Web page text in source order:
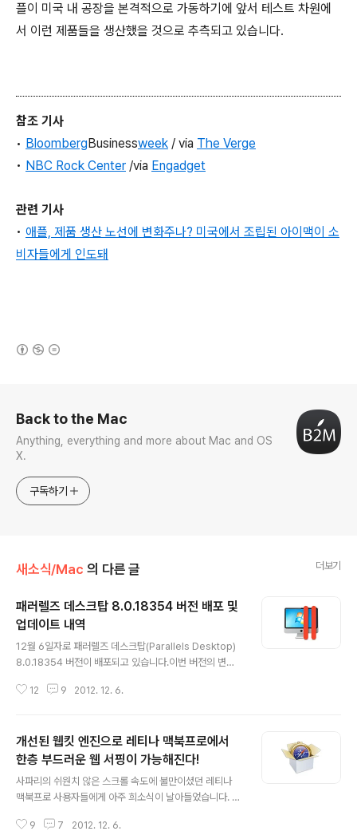
플이 미국 내 공장을 본격적으로 가동하기에 앞서 테스트 차원에
서 이런 제품들을 생산했을 것으로 추측되고 있습니다.
참조 기사
• Bloomberg Businessweek / via The Verge
• NBC Rock Center /via Engadget
관련 기사
• 애플, 제품 생산 노선에 변화주나? 미국에서 조립된 아이맥이 소
비자들에게 인도돼
Back to the Mac
Anything, everything and more about Mac and OS
X.
구독하기
새소식/Mac 의 다른 글 더보기
패러렐즈 데스크탑 8.0.18354 버전 배포 및
업데이트 내역
12월 6일자로 패러렐즈 데스크탑(Parallels Desktop)
8.0.18354 버전이 배포되고 있습니다.이번 버전의 변경
8.0.18345에 관하여가상 윈도우에서 내장 카메라(Face
ssue with the built-in camera not working with
Windows.Resolves an issue with some USB dev
ices not working in virtual machines. 업데이트 방
법구 버전을 사용하고 계신 분들은 패러렐즈 메뉴 막대의
12 9 2012. 12. 6.
개선된 웹킷 엔진으로 레티나 맥북프로에서
한층 부드러운 웹 서핑이 가능해진다!
사파리의 쉬원치 않은 스크롤 속도에 불만이셨던 레티나
맥북프로 사용자들에게 아주 희소식이 날아들었습니다. 사
9 7 2012. 12. 6.